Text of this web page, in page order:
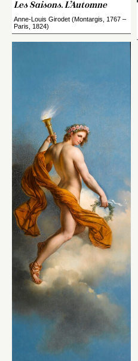
Les Saisons. L’Automne
Anne-Louis Girodet (Montargis, 1767 –
Paris, 1824)